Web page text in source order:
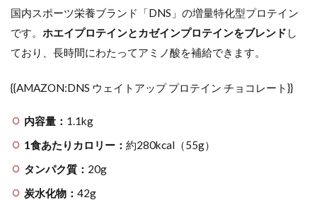
国内スポーツ栄養ブランド「DNS」の増量特化型プロテイン
です。 ホエイプロテインとカゼインプロテインをブレンド し
ており、長時間にわたってアミノ酸を補給できます。
{{AMAZON:DNS ウェイトアップ プロテイン チョコレート}}
内容量： 1.1kg
1食あたりカロリー： 約280kcal（55g）
タンパク質： 20g
炭水化物： 42g